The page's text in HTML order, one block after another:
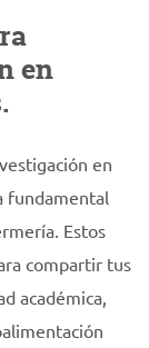
en
en
fundamental
Estos
compartir tus
académica,